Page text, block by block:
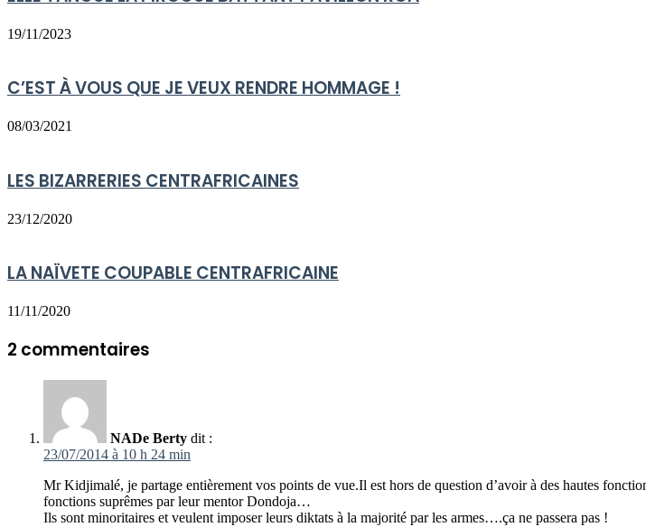
19/11/2023
C’EST À VOUS QUE JE VEUX RENDRE HOMMAGE !
08/03/2021
LES BIZARRERIES CENTRAFRICAINES
23/12/2020
LA NAÏVETE COUPABLE CENTRAFRICAINE
11/11/2020
2 commentaires
NADe Berty dit :
23/07/2014 à 10 h 24 min
Mr Kidjimalé, je partage entièrement vos points de vue.Il est hors de question d’avoir à des hautes
fonctions suprêmes par leur mentor Dondoja…
Ils sont minoritaires et veulent imposer leurs diktats à la majorité par les armes….ça ne passera pas !